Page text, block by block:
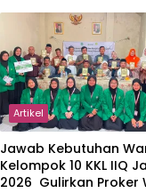
Artikel
Jawab Kebutuhan
Kelompok 10 KKL IIQ
2026 Gulirkan Proker